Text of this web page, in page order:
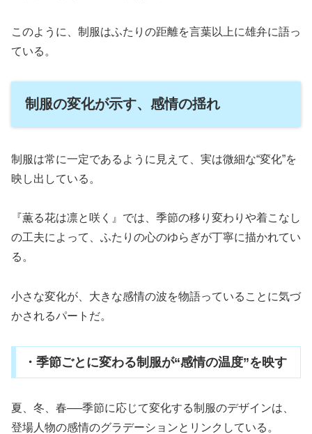
このように、制服はふたりの距離を言葉以上に雄弁に語っ
ている。
制服の変化が示す、感情の揺れ
制服は常に一定であるように見えて、実は微細な“変化”を
映し出している。
『薫る花は凛と咲く』では、季節の移り変わりや着こなし
の工夫によって、ふたりの心のゆらぎが丁寧に描かれてい
る。
小さな変化が、大きな感情の波を物語っていることに気づ
かされるパートだ。
・季節ごとに変わる制服が“感情の温度”を映す
夏、冬、春──季節に応じて変化する制服のデザインは、
登場人物の感情のグラデーションとリンクしている。